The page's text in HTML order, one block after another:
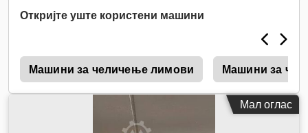
Откријте уште користени машини
Машини за челичење лимови Машини за
Мал оглас